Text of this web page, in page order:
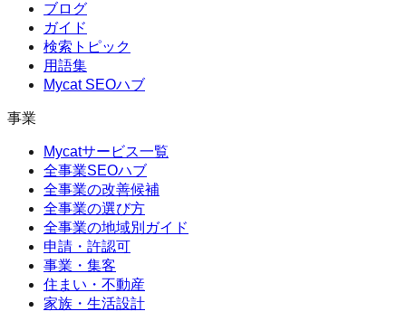
ブログ
ガイド
検索トピック
用語集
Mycat SEOハブ
事業
Mycatサービス一覧
全事業SEOハブ
全事業の改善候補
全事業の選び方
全事業の地域別ガイド
申請・許認可
事業・集客
住まい・不動産
家族・生活設計